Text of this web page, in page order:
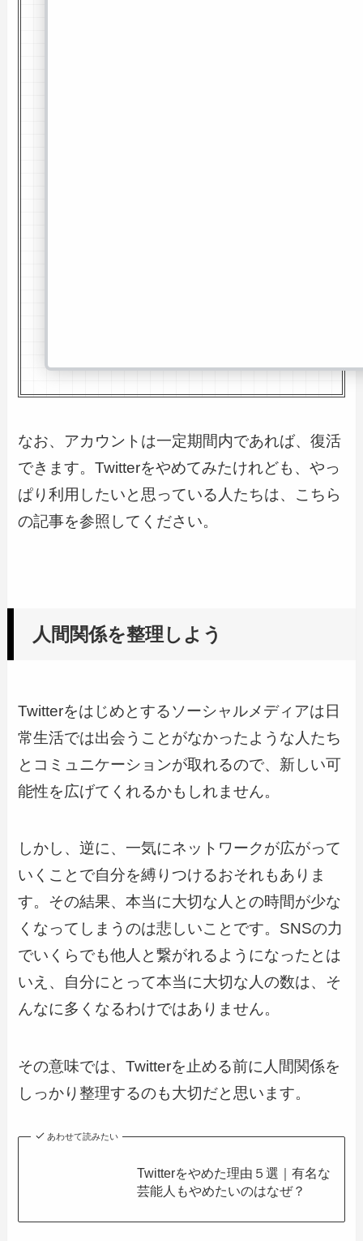
なお、アカウントは一定期間内であれば、復活
できます。Twitterをやめてみたけれども、やっ
ぱり利用したいと思っている人たちは、こちら
の記事を参照してください。
人間関係を整理しよう
Twitterをはじめとするソーシャルメディアは日
常生活では出会うことがなかったような人たち
とコミュニケーションが取れるので、新しい可
能性を広げてくれるかもしれません。
しかし、逆に、一気にネットワークが広がって
いくことで自分を縛りつけるおそれもありま
す。その結果、本当に大切な人との時間が少な
くなってしまうのは悲しいことです。SNSの力
でいくらでも他人と繋がれるようになったとは
いえ、自分にとって本当に大切な人の数は、そ
んなに多くなるわけではありません。
その意味では、Twitterを止める前に人間関係を
しっかり整理するのも大切だと思います。
あわせて読みたい
Twitterをやめた理由５選｜有名な
芸能人もやめたいのはなぜ？